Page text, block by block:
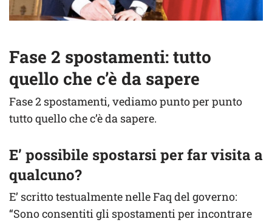
Fase 2 spostamenti: tutto
quello che c’è da sapere
Fase 2 spostamenti, vediamo punto per punto
tutto quello che c’è da sapere.
E’ possibile spostarsi per far visita a
qualcuno?
E’ scritto testualmente nelle Faq del governo:
“Sono consentiti gli spostamenti per incontrare